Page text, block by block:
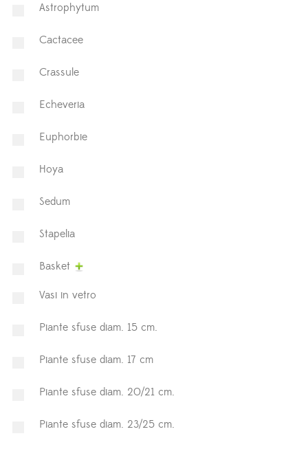
Astrophytum
⁠Cactacee
⁠Crassule
Echeveria
Euphorbie
Hoya
⁠Sedum
Stapelia
Basket
Vasi in vetro
Piante sfuse diam. 15 cm.
Piante sfuse diam. 17 cm
Piante sfuse diam. 20/21 cm.
Piante sfuse diam. 23/25 cm.